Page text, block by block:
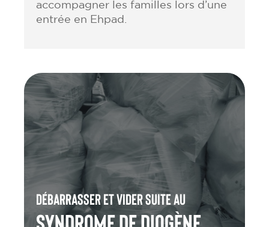
accompagner les familles lors d’une
entrée en Ehpad.
Débarrasser et vider suite au